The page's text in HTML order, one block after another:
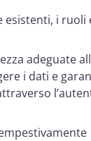
esistenti, i ruoli
adeguate
i dati e